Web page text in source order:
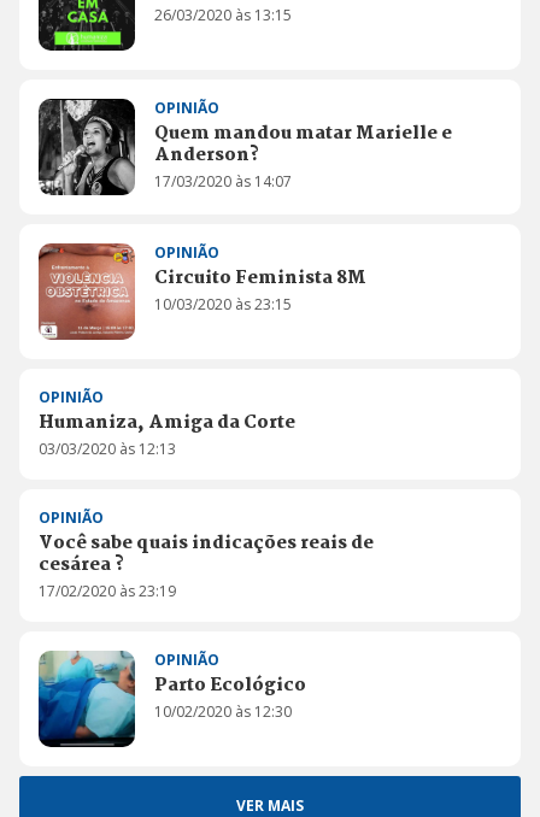
26/03/2020 às 13:15
OPINIÃO
Quem mandou matar Marielle e
Anderson?
17/03/2020 às 14:07
OPINIÃO
Circuito Feminista 8M
10/03/2020 às 23:15
OPINIÃO
Humaniza, Amiga da Corte
03/03/2020 às 12:13
OPINIÃO
Você sabe quais indicações reais de
cesárea ?
17/02/2020 às 23:19
OPINIÃO
Parto Ecológico
10/02/2020 às 12:30
VER MAIS